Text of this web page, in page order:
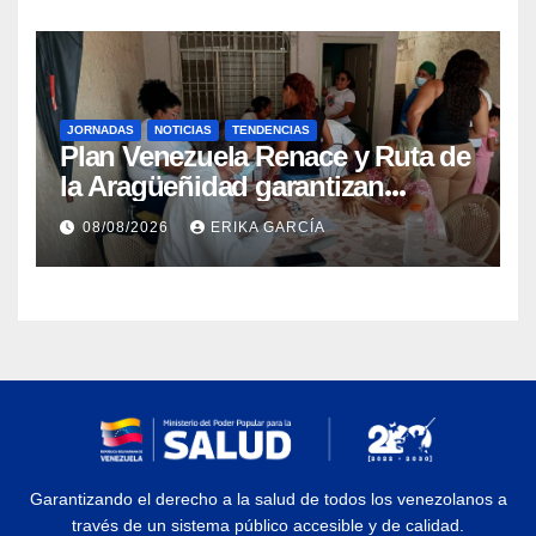
JORNADAS NOTICIAS TENDENCIAS
Plan Venezuela Renace y Ruta de
la Aragüeñidad garantizan
atención médica integral en
Aragua
08/08/2026 ERIKA GARCÍA
Garantizando el derecho a la salud de todos los venezolanos a
través de un sistema público accesible y de calidad.